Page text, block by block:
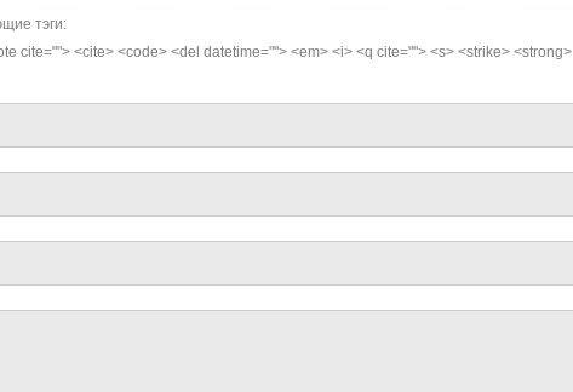
тэги:
cite=""> <cite> <code> <del datetime=""> <em> <i> <q cite=""> <s> <strike> <strong>